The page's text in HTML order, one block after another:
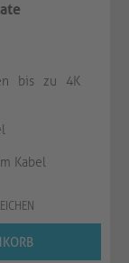
bis zu 4K
Kabel